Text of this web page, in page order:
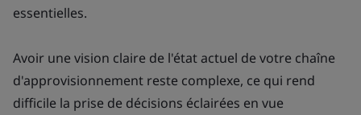
essentielles.
Avoir une vision claire de l'état actuel de votre chaîne
d'approvisionnement reste complexe, ce qui rend
difficile la prise de décisions éclairées en vue